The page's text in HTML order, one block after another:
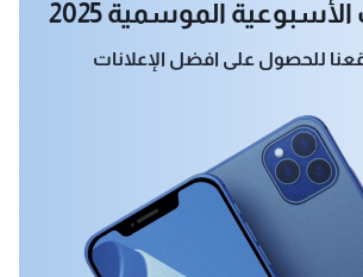
الموسمية 2025
للحصول على افضل الإعلانات